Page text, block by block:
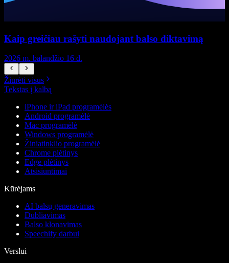
Kaip greičiau rašyti naudojant balso diktavimą
2026 m. balandžio 16 d.
Žiūrėti visus
Tekstas į kalbą
iPhone ir iPad programėlės
Android programėlė
Mac programėlė
Windows programėlė
Žiniatinklio programėlė
Chrome plėtinys
Edge plėtinys
Atsisiuntimai
Kūrėjams
AI balsų generavimas
Dubliavimas
Balso klonavimas
Speechify darbui
Verslui